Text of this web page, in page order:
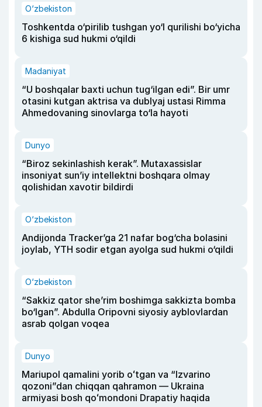
O‘zbekiston
Toshkentda o‘pirilib tushgan yo‘l qurilishi bo‘yicha
6 kishiga sud hukmi o‘qildi
Madaniyat
“U boshqalar baxti uchun tug‘ilgan edi”. Bir umr
otasini kutgan aktrisa va dublyaj ustasi Rimma
Ahmedovaning sinovlarga to‘la hayoti
Dunyo
“Biroz sekinlashish kerak”. Mutaxassislar
insoniyat sun’iy intellektni boshqara olmay
qolishidan xavotir bildirdi
O‘zbekiston
Andijonda Tracker’ga 21 nafar bog‘cha bolasini
joylab, YTH sodir etgan ayolga sud hukmi o‘qildi
O‘zbekiston
“Sakkiz qator she’rim boshimga sakkizta bomba
bo‘lgan”. Abdulla Oripovni siyosiy ayblovlardan
asrab qolgan voqea
Dunyo
Mariupol qamalini yorib oʻtgan va “Izvarino
qozoni”dan chiqqan qahramon — Ukraina
armiyasi bosh qoʻmondoni Drapatiy haqida